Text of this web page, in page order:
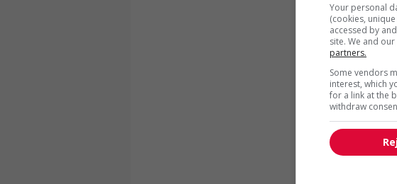
Your personal
(cookies,
accessed by
site. We and
partners.
Some vendors
interest, which
for a link at the
withdraw